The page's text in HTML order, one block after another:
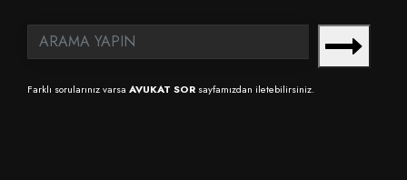
Farklı sorularınız varsa AVUKAT SOR sayfamızdan iletebilirsiniz.